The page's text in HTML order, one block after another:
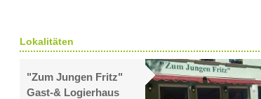
Lokalitäten
"Zum Jungen Fritz"
Gast-& Logierhaus